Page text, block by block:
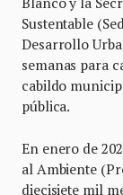
Sustentable
Desarrollo
semanas para
cabildo
pública.
En enero de
al Ambiente
diecisiete mil